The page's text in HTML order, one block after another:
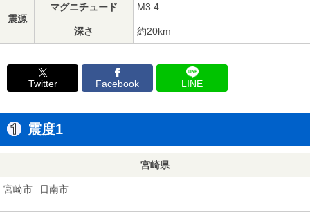
震源
マグニチュード M3.4
深さ 約20km
Twitter Facebook LINE
震度1
宮崎県
宮崎市 日南市